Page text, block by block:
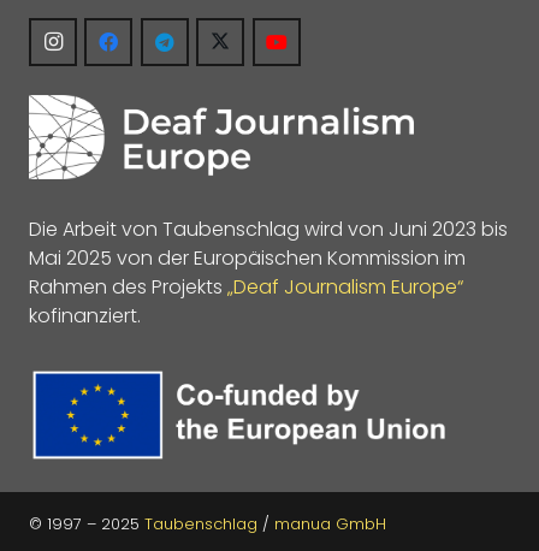
Die Arbeit von Taubenschlag wird von Juni 2023 bis
Mai 2025 von der Europäischen Kommission im
Rahmen des Projekts „Deaf Journalism Europe“
kofinanziert.
© 1997 – 2025 Taubenschlag / manua GmbH